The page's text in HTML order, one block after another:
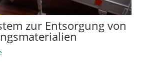
zur Entsorgung von